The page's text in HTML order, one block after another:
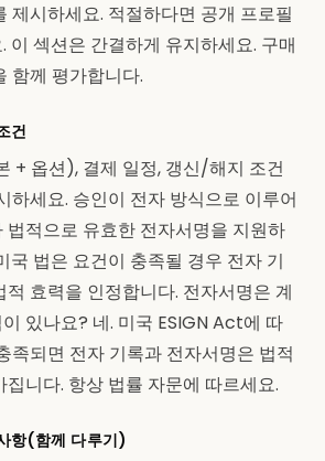
제시하세요. 적절하다면 공개 프로필
이 섹션은 간결하게 유지하세요. 구매
함께 평가합니다.
건
+ 옵션), 결제 일정, 갱신/해지 조건
하세요. 승인이 전자 방식으로 이루어
법적으로 유효한 전자서명을 지원하
국 법은 요건이 충족될 경우 전자 기
효력을 인정합니다. 전자서명은 계
있나요? 네. 미국 ESIGN Act에 따
족되면 전자 기록과 전자서명은 법적
니다. 항상 법률 자문에 따르세요.
항(함께 다루기)